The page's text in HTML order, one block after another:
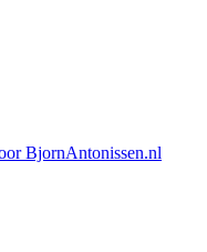
BjornAntonissen.nl